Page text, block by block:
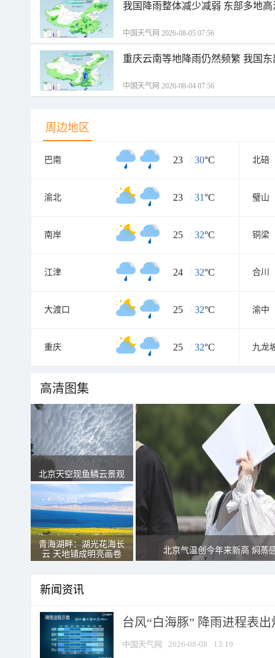
我国降雨整体减少减弱 东部多地
中国天气网 2026-08-05 07:56
重庆云南等地降雨仍然频繁 我国
中国天气网 2026-08-04 07:56
周边地区
巴南 23 / 30°C 北碚
渝北 23 / 31°C 璧山
南岸 25 / 32°C 铜梁
江津 24 / 32°C 合川
大渡口 25 / 32°C 渝中
重庆 25 / 32°C 九龙
高清图集
北京天空现鱼鳞云景观
青海湖畔：湖光花海长
云 天地铺成明亮画卷
北京气温创今年来新高 焖蒸
新闻资讯
台风“白海豚” 降雨进程表
中国天气网 2026-08-08 13:19